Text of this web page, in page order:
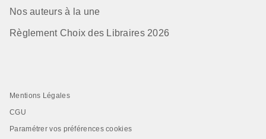
Nos auteurs à la une
Règlement Choix des Libraires 2026
Mentions Légales
CGU
Paramétrer vos préférences cookies